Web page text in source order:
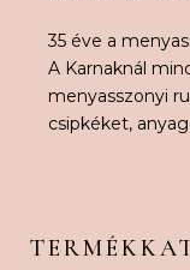
35 éve a
A Karnaknál
menyasszonyi
csipkéket,